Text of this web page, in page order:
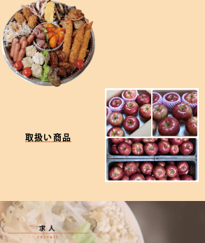
取扱い商品